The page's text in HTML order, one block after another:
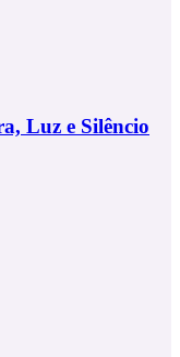
Luz e Silêncio